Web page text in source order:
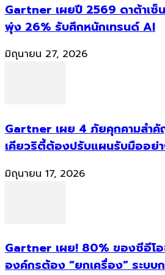
Gartner เผยปี 2569 ดาต้าเซ็
พุ่ง 26% รับศึกหนักเทรนด์ AI
มิถุนายน 27, 2026
Gartner เผย 4 ภัยคุกคามสำคั
เคียวริตี้ต้องปรับแผนรับมืออย่
มิถุนายน 17, 2026
Gartner เผย! 80% ของซีอีโ
องค์กรต้อง “ยกเครื่อง” ระบบ